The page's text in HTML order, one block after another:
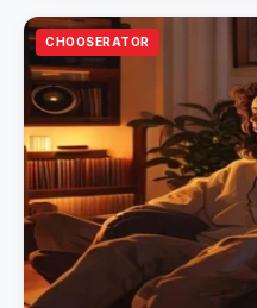
CHOOSERATOR